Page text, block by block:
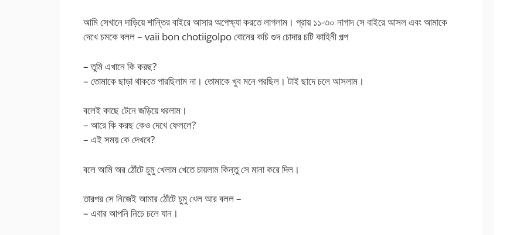
আমি সেখানে দাড়িয়ে শান্তির বাইরে আসার অপেক্ষ্যা করতে লাগলাম। প্রায় ১১-৩০ নাগাদ সে বাইরে আসল এবং আমাকে
দেখে চমকে বলল – vaii bon chotiigolpo বোনের কচি গুদ চোদার চটি কাহিনী গল্প
– তুমি এখানে কি করছ?
– তোমাকে ছাড়া থাকতে পারছিলাম না। তোমাকে খুব মনে পরছিল। টাই ছাদে চলে আসলাম।
বলেই কাছে টেনে জড়িয়ে ধরলাম।
– আরে কি করছ কেও দেখে ফেললে?
– এই সময় কে দেখবে?
বলে আমি অর ঠোঁটে চুমু খেলাম খেতে চায়লাম কিন্তু সে মানা করে দিল।
তারপর সে নিজেই আমার ঠোঁটে চুমু খেল আর বলল –
– এবার আপনি নিচে চলে যান।